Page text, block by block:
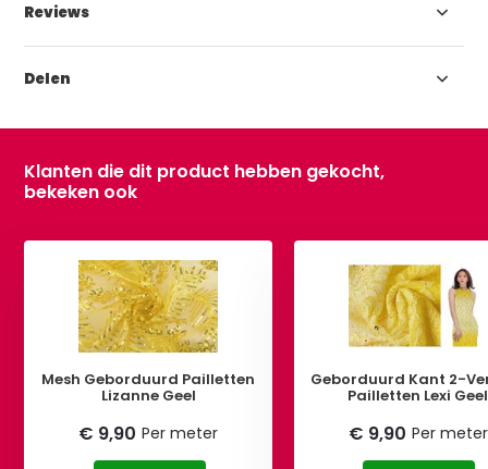
Reviews
Delen
Klanten die dit product hebben gekocht,
bekeken ook
Mesh Geborduurd Pailletten
Lizanne Geel
€ 9,90 Per meter
Geborduurd Kant 2-
Pailletten Lexi Geel
€ 9,90 Per meter